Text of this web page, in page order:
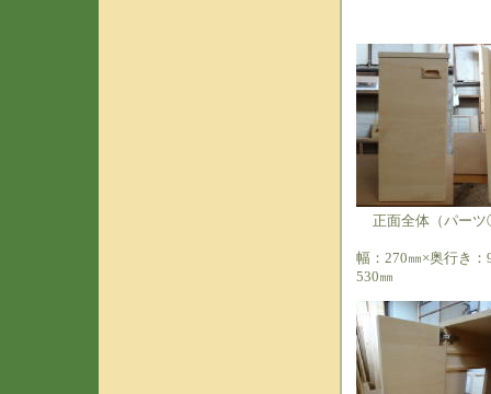
正面全体（パー
幅：270㎜×奥行き：
530㎜